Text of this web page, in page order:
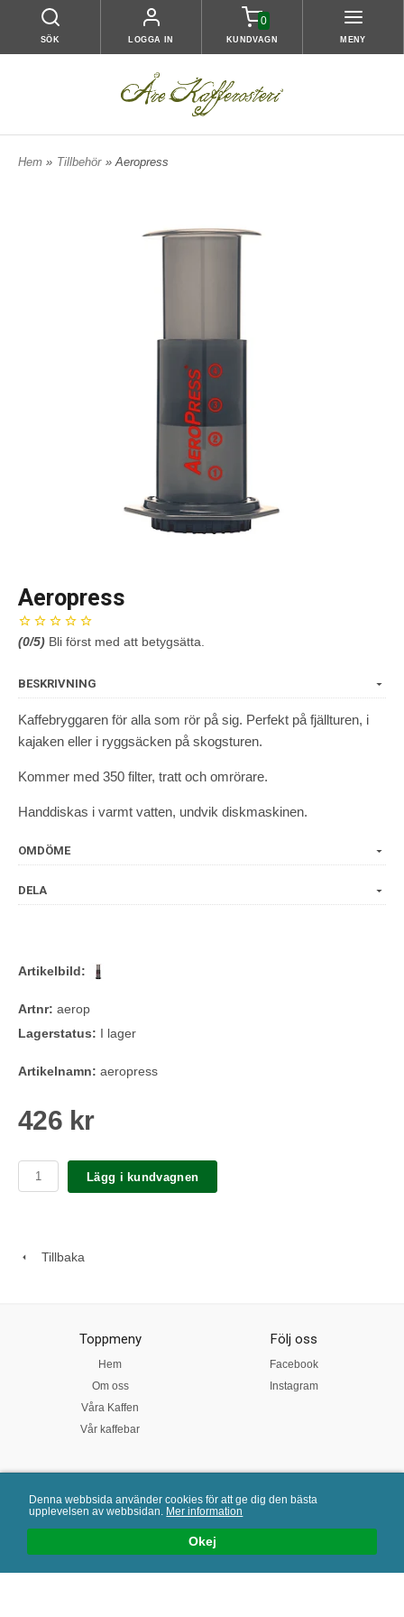
Okej
Denna webbsida använder cookies för att ge dig den bästa
upplevelsen av webbsidan. Mer information
SÖK LOGGA IN
0
KUNDVAGN MENY
Hem » Tillbehör » Aeropress
Aeropress
(0/5) Bli först med att betygsätta.
BESKRIVNING
Kaffebryggaren för alla som rör på sig. Perfekt på fjällturen, i
kajaken eller i ryggsäcken på skogsturen.
Kommer med 350 filter, tratt och omrörare.
Handdiskas i varmt vatten, undvik diskmaskinen.
OMDÖME
DELA
Artikelbild:
Artnr: aerop
Lagerstatus: I lager
Artikelnamn: aeropress
426 kr
Lägg i kundvagnen
Tillbaka
Toppmeny
Hem
Om oss
Våra Kaffen
Vår kaffebar
Följ oss
Facebook
Instagram
Kundtjänst